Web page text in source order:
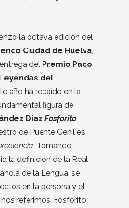
la octava edición del
Ciudad de Huelva
del Premio Paco
Leyendas del
año ha recaído en la
figura de
Díaz Fosforito.
de Puente Genil es
. Tomando
la definición de la Real
de la Lengua, se
en la persona y el
referimos. Fosforito